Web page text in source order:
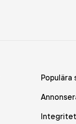
Populära
Integritet